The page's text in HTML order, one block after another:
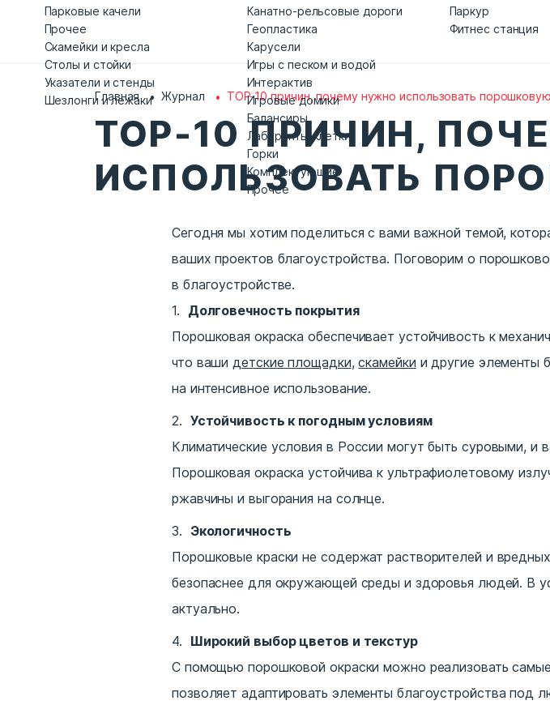
Парковые качели
Прочее
Скамейки и кресла
Столы и стойки
Указатели и стенды
Шезлонги и лежаки
Канатно-рельсовые дороги
Геопластика
Карусели
Игры с песком и водой
Интерактив
Игровые домики
Балансиры
Лабиринты-клетки
Горки
Комплектующие
Прочее
Паркур
Фитнес станция
Главная Журнал TOP-10 причин, почему нужно использовать
TOP-10 ПРИЧИН,
ИСПОЛЬЗОВАТЬ
Сегодня мы хотим поделиться с вами важной темой,
ваших проектов благоустройства. Поговорим о
в благоустройстве.
Долговечность покрытия
Порошковая окраска обеспечивает устойчивость к
что вашидетские площадки,скамейки и другие элементы
на интенсивное использование.
Устойчивость к погодным условиям
Климатические условия в России могут быть суровыми,
Порошковая окраска устойчива к ультрафиолетовому
ржавчины и выгорания на солнце.
Экологичность
Порошковые краски не содержат растворителей и
безопаснее для окружающей среды и здоровья людей. В
актуально.
Широкий выбор цветов и текстур
С помощью порошковой окраски можно реализовать
позволяет адаптировать элементы благоустройства под